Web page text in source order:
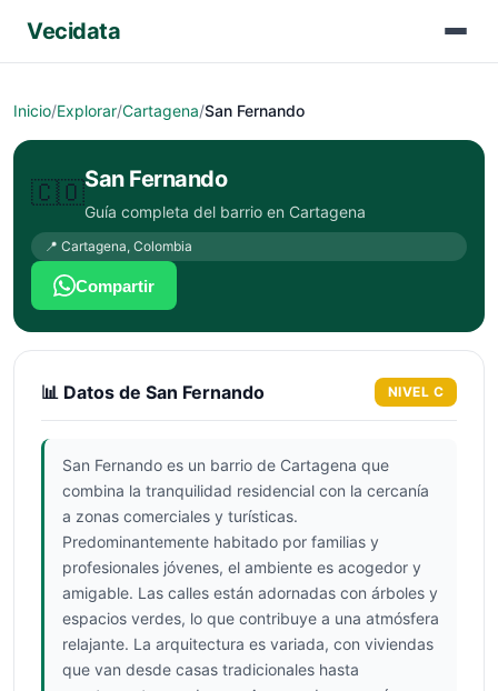
Vecidata
Inicio/Explorar/Cartagena/San Fernando
🇨🇴San Fernando
Guía completa del barrio en Cartagena
📍 Cartagena, Colombia
Compartir
📊 Datos de San Fernando NIVEL C
San Fernando es un barrio de Cartagena que
combina la tranquilidad residencial con la cercanía
a zonas comerciales y turísticas.
Predominantemente habitado por familias y
profesionales jóvenes, el ambiente es acogedor y
amigable. Las calles están adornadas con árboles y
espacios verdes, lo que contribuye a una atmósfera
relajante. La arquitectura es variada, con viviendas
que van desde casas tradicionales hasta